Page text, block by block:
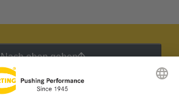
Nach oben gehen